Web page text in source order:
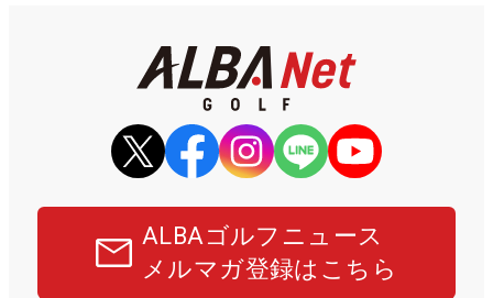
ALBAゴルフニュース
メルマガ登録はこちら